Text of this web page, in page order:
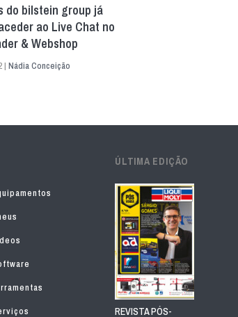
do bilstein group já
ao Live Chat no
& Webshop
| Nádia Conceição
ÚLTIMA EDIÇÃO
REVISTA PÓS-